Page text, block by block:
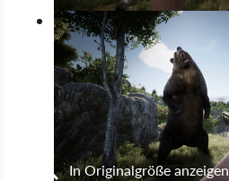
In Originalgröße anzeigen